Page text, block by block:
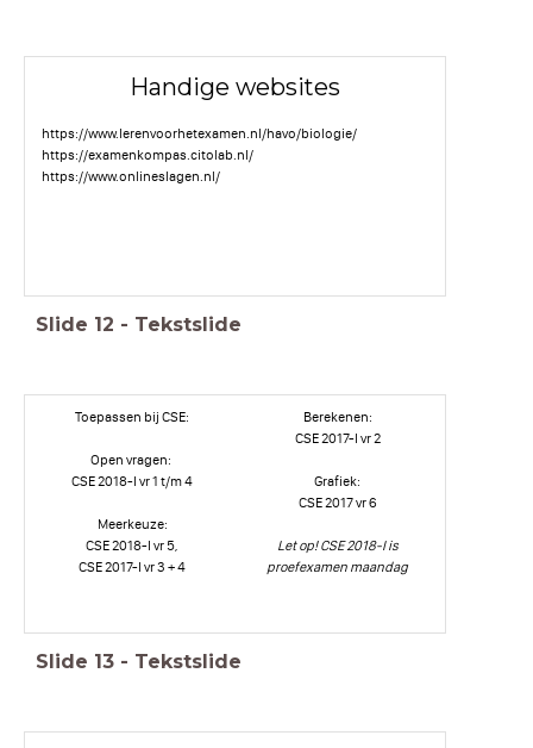
Handige websites
https://www.lerenvoorhetexamen.nl/havo/biologie/
https://examenkompas.citolab.nl/
https://www.onlineslagen.nl/
Slide 12 - Tekstslide
Toepassen bij CSE:
Open vragen:
CSE 2018-I vr 1 t/m 4
Meerkeuze:
CSE 2018-I vr 5,
CSE 2017-I vr 3 + 4
Berekenen:
CSE 2017-I vr 2
Grafiek:
CSE 2017 vr 6
Let op! CSE 2018-I is
proefexamen maandag
Slide 13 - Tekstslide